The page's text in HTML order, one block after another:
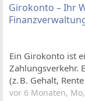
Girokonto – Ihr
Ein Girokonto ist
Zahlungsverkehr.
(z. B. Gehalt,
vor 6 Monaten,